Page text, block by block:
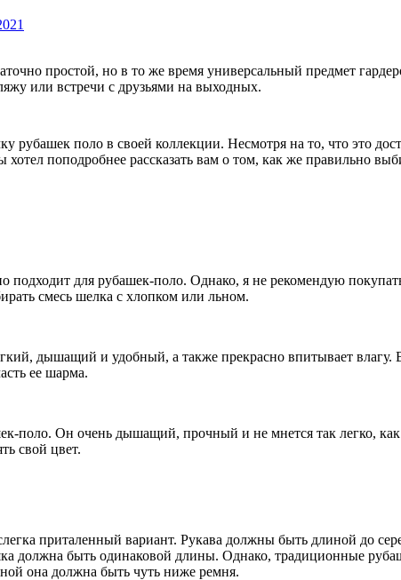
простой, но в то же время универсальный предмет
или встречи с друзьями на выходных.
поло в своей коллекции. Несмотря на то, что это
поподробнее рассказать вам о том, как же правильно
подходит для рубашек-поло. Однако, я не рекомендую
смесь шелка с хлопком или льном.
дышащий и удобный, а также прекрасно впитывает влагу.
ее шарма.
поло. Он очень дышащий, прочный и не мнется так легко, как
свой цвет.
приталенный вариант. Рукава должны быть длиной до
должна быть одинаковой длины. Однако, традиционные
она должна быть чуть ниже ремня.